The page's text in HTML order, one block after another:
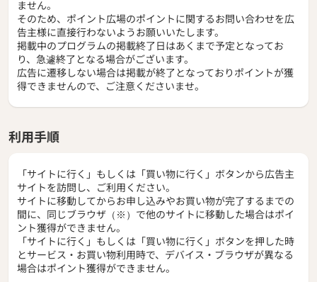
ません。
そのため、ポイント広場のポイントに関するお問い合わせを広
告主様に直接行わないようお願いいたします。
掲載中のプログラムの掲載終了日はあくまで予定となってお
り、急遽終了となる場合がございます。
広告に遷移しない場合は掲載が終了となっておりポイントが獲
得できませんので、ご注意くださいませ。
利用手順
「サイトに行く」もしくは「買い物に行く」ボタンから広告主
サイトを訪問し、ご利用ください。
サイトに移動してからお申し込みやお買い物が完了するまでの
間に、同じブラウザ（※）で他のサイトに移動した場合はポイ
ント獲得ができません。
「サイトに行く」もしくは「買い物に行く」ボタンを押した時
とサービス・お買い物利用時で、デバイス・ブラウザが異なる
場合はポイント獲得ができません。